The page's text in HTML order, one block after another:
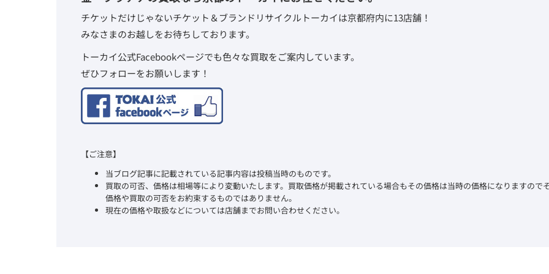
チケットだけじゃないチケット＆ブランドリサイクルトーカイは京都府内に13店舗！
みなさまのお越しをお待ちしております。
トーカイ公式Facebookページでも色々な買取をご案内しています。
ぜひフォローをお願いします！
【ご注意】
当ブログ記事に記載されている記事内容は投稿当時のものです。
買取の可否、価格は相場等により変動いたします。買取価格が掲載されている場合もその価格は当時の価格になりますので
価格や買取の可否をお約束するものではありません。
現在の価格や取扱などについては店舗までお問い合わせください。